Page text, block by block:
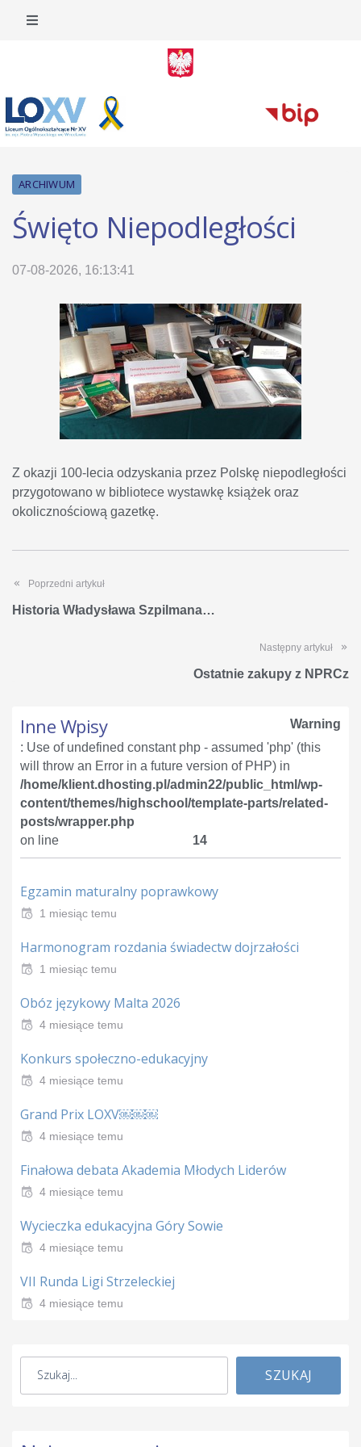
ARCHIWUM
Święto Niepodległości
07-08-2026, 16:13:41
Z okazji 100-lecia odzyskania przez Polskę niepodległości
przygotowano w bibliotece wystawkę książek oraz
okolicznościową gazetkę.
Poprzedni artykuł
Historia Władysława Szpilmana…
Następny artykuł
Ostatnie zakupy z NPRCz
Inne Wpisy
Warning
: Use of undefined constant php - assumed 'php' (this
will throw an Error in a future version of PHP) in
/home/klient.dhosting.pl/admin22/public_html/wp-
content/themes/highschool/template-parts/related-
posts/wrapper.php
on line
14
Egzamin maturalny poprawkowy
1 miesiąc temu
Harmonogram rozdania świadectw dojrzałości
1 miesiąc temu
Obóz językowy Malta 2026
4 miesiące temu
Konkurs społeczno-edukacyjny
4 miesiące temu
Grand Prix LOXV￼￼￼
4 miesiące temu
Finałowa debata Akademia Młodych Liderów
4 miesiące temu
Wycieczka edukacyjna Góry Sowie
4 miesiące temu
VII Runda Ligi Strzeleckiej
4 miesiące temu
SZUKAJ